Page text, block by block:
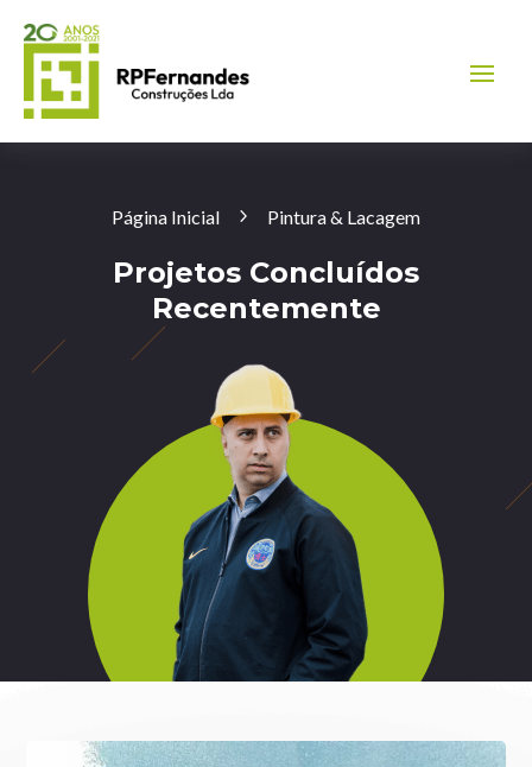
Página Inicial Pintura & Lacagem
Projetos Concluídos
Recentemente